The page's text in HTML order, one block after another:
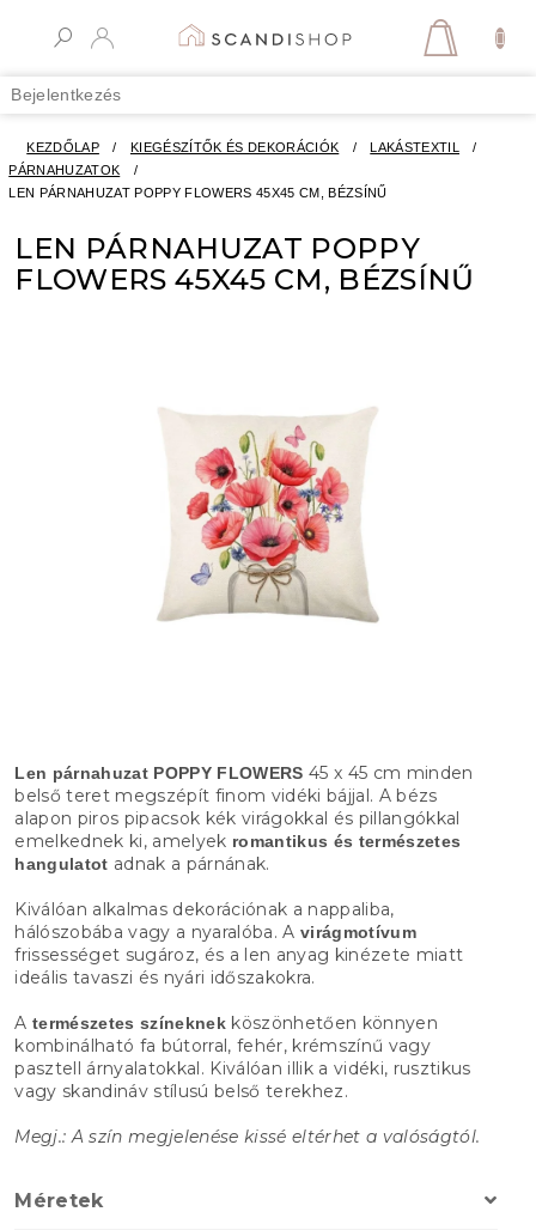
Bejelentkezés
KOSÁR
KEZDŐLAP / KIEGÉSZÍTŐK ÉS DEKORÁCIÓK / LAKÁSTEXTIL
/
PÁRNAHUZATOK
/
LEN PÁRNAHUZAT POPPY FLOWERS 45X45 CM, BÉZSÍNŰ
LEN PÁRNAHUZAT POPPY
FLOWERS 45X45 CM, BÉZSÍNŰ
Len párnahuzat POPPY FLOWERS 45 x 45 cm minden
belső teret megszépít finom vidéki bájjal. A bézs
alapon piros pipacsok kék virágokkal és pillangókkal
emelkednek ki, amelyek romantikus és természetes
hangulatot adnak a párnának.
Kiválóan alkalmas dekorációnak a nappaliba,
hálószobába vagy a nyaralóba. A virágmotívum
frissességet sugároz, és a len anyag kinézete miatt
ideális tavaszi és nyári időszakokra.
A természetes színeknekköszönhetően könnyen
kombinálható fa bútorral, fehér, krémszínű vagy
pasztell árnyalatokkal. Kiválóan illik a vidéki, rusztikus
vagy skandináv stílusú belső terekhez.
Megj.: A szín megjelenése kissé eltérhet a valóságtól.
Méretek